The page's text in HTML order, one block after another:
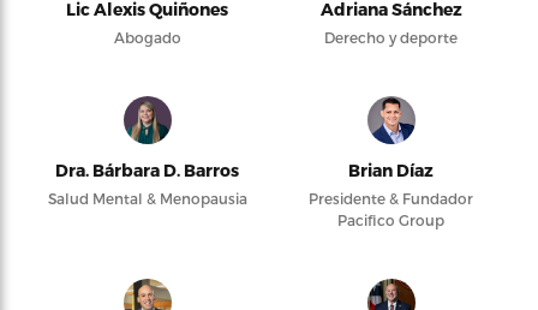
Lic Alexis Quiñones
Abogado
Adriana Sánchez
Derecho y deporte
Dra. Bárbara D. Barros
Salud Mental & Menopausia
Brian Díaz
Presidente & Fundador
Pacifico Group